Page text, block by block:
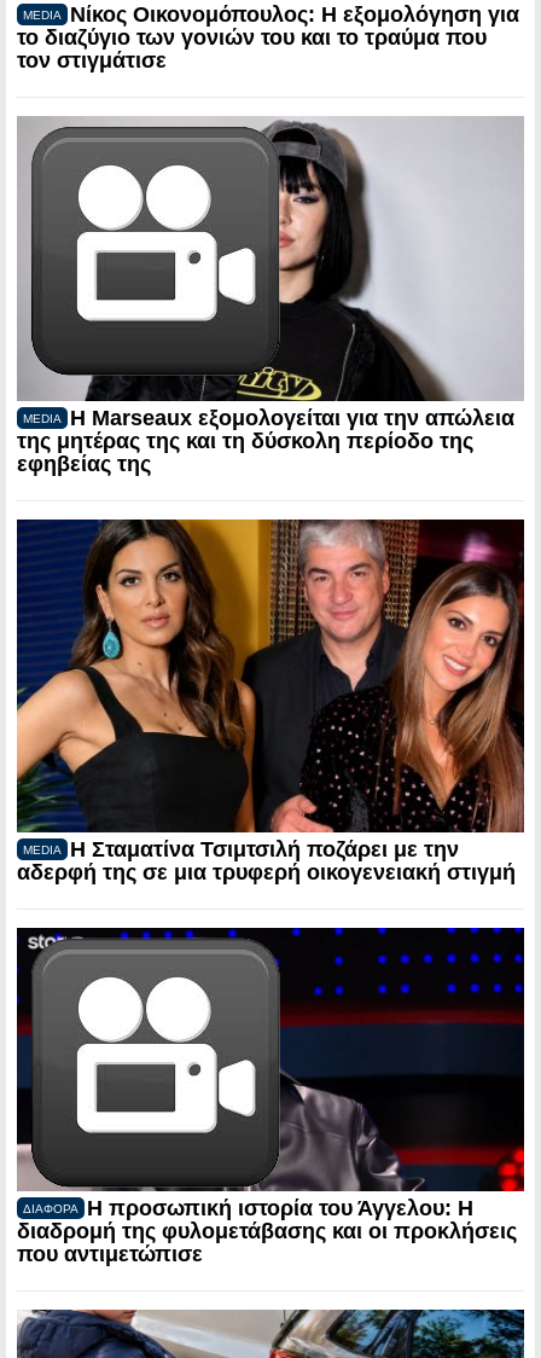
MEDIA
Νίκος Οικονομόπουλος: Η εξομολόγηση για
το διαζύγιο των γονιών του και το τραύμα που
τον στιγμάτισε
MEDIA
Η Marseaux εξομολογείται για την απώλεια
της μητέρας της και τη δύσκολη περίοδο της
εφηβείας της
MEDIA
Η Σταματίνα Τσιμτσιλή ποζάρει με την
αδερφή της σε μια τρυφερή οικογενειακή στιγμή
ΔΙΑΦΟΡΑ
Η προσωπική ιστορία του Άγγελου: Η
διαδρομή της φυλομετάβασης και οι προκλήσεις
που αντιμετώπισε